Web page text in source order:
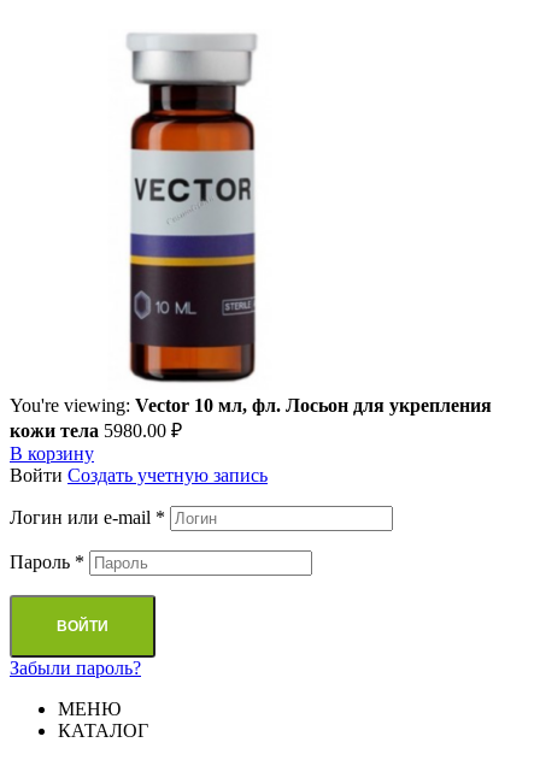
You're viewing: Vector 10 мл, фл. Лосьон для укрепления
кожи тела 5980.00 ₽
В корзину
Войти Cоздать учетную запись
Логин или e-mail *
Пароль *
ВОЙТИ
Забыли пароль?
МЕНЮ
КАТАЛОГ